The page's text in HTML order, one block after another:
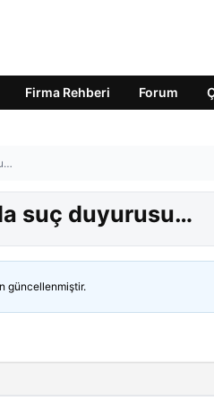
Firma Rehberi Forum
suç duyurusu…
güncellenmiştir.